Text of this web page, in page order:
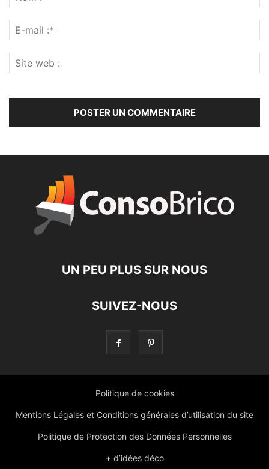
UN PEU PLUS SUR NOUS
SUIVEZ-NOUS
Politique de cookies
Mentions Légales et Conditions générales d’utilisation du site
Politique de Protection des Données Personnelles
+ d’idées déco